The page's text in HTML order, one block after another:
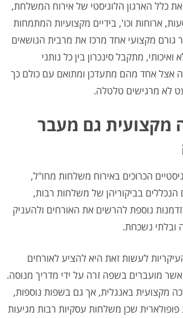
כלל הארגון הלוגיסטי של אירוח המשלחת,
ארוחות וכו', בידיים מקצועיות המתמחות
גורם מקצועי אחד מרכז את מרבית הנושאים
ואיכותי, מתקבל סינכרון בין כל נותני
אצל אחד מהם מתעדכן ומתואם עם כולם כך
לא מרגישים טלטלה.
מקצועית גם מעבר
הכרוכים באירוח משלחות מחו"ל,
הנכללים בביקוריהן של משלחות רבות,
נוספת להרשים את האורחים ולהעניק
ובלתי נשכחת.
לעשות זאת היא להציע לאורחים
אשר מועברים בשפה זרה על ידי מדריך מנוסה.
מקצועית באנגלית, אך גם בשפות נוספות,
שכן משלחות עסקיות רבות מגיעות